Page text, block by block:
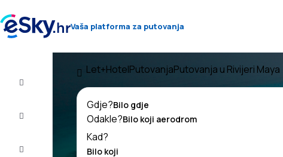
Vaša platforma za putovanja
Let+HotelPutovanjaPutovanja u Rivijeri Maya
Gdje?
Odakle?
Kad?